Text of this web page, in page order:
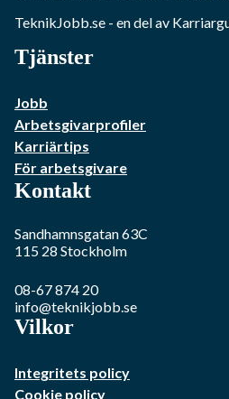
TeknikJobb.se - en del av
Tjänster
Jobb
Arbetsgivarprofiler
Karriärtips
För arbetsgivare
Kontakt
Sandhamnsgatan 63C
115 28 Stockholm
08-67 874 20
info@teknikjobb.se
Vilkor
Integritets policy
Cookie policy